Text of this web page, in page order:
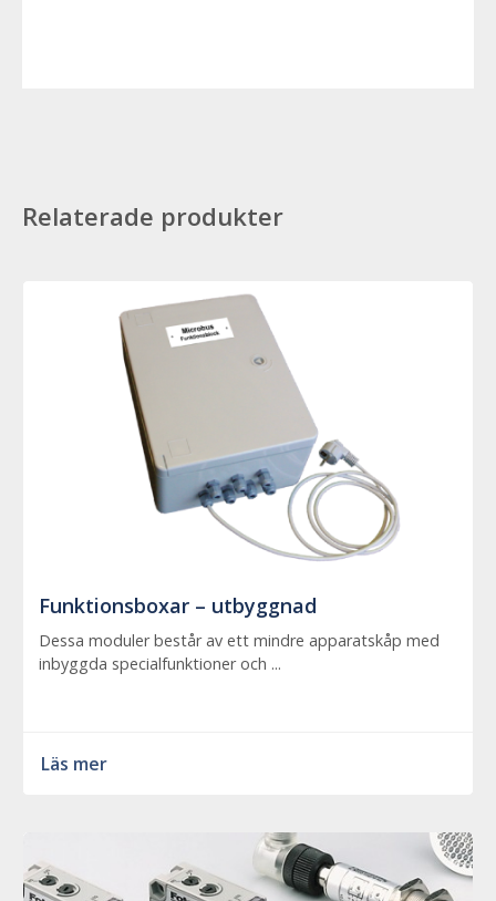
Relaterade produkter
Funktionsboxar – utbyggnad
Dessa moduler består av ett mindre apparatskåp med
inbyggda specialfunktioner och ...
Läs mer